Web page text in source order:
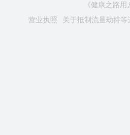
《健康之路
营业执照
关于抵制流量劫持